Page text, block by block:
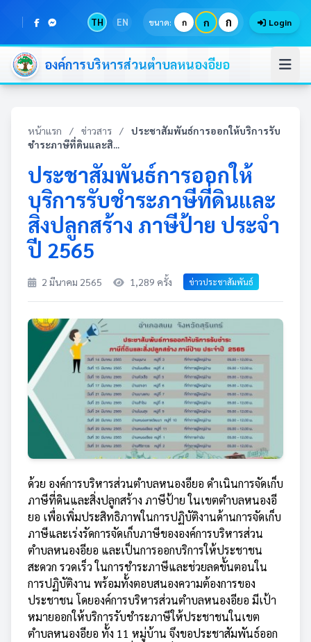
TH EN ขนาด: ก ก ก Login
องค์การบริหารส่วนตำบลหนองอียอ
หน้าแรก / ข่าวสาร /
ประชาสัมพันธ์การออกให้บริการรับ
ชำระภาษีที่ดินและสิ...
ประชาสัมพันธ์การออกให้
บริการรับชำระภาษีที่ดินและ
สิ่งปลูกสร้าง ภาษีป้าย ประจำ
ปี 2565
2 มีนาคม 2565 1,289 ครั้ง ข่าวประชาสัมพันธ์
ด้วย องค์การบริหารส่วนตำบลหนองอียอ ดำเนินการจัดเก็บ
ภาษีที่ดินและสิ่งปลูกสร้าง ภาษีป้าย ในเขตตำบลหนองอี
ยอ เพื่อเพิ่มประสิทธิภาพในการปฏิบัติงานด้านการจัดเก็บ
ภาษีและเร่งรัดการจัดเก็บภาษีขององค์การบริหารส่วน
ตำบลหนองอียอ และเป็นการออกบริการให้ประชาชน
สะดวก รวดเร็ว ในการชำระภาษีและช่วยลดขั้นตอนใน
การปฏิบัติงาน พร้อมทั้งตอบสนองความต้องการของ
ประชาชน โดยองค์การบริหารส่วนตำบลหนองอียอ มีเป้า
หมายออกให้บริการรับชำระภาษีให้ประชาชนในเขต
ตำบลหนองอียอ ทั้ง 11 หมู่บ้าน จึงขอประชาสัมพันธ์ออก